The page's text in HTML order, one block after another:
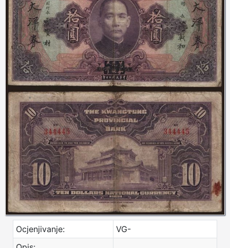
Ocjenjivanje:
VG-